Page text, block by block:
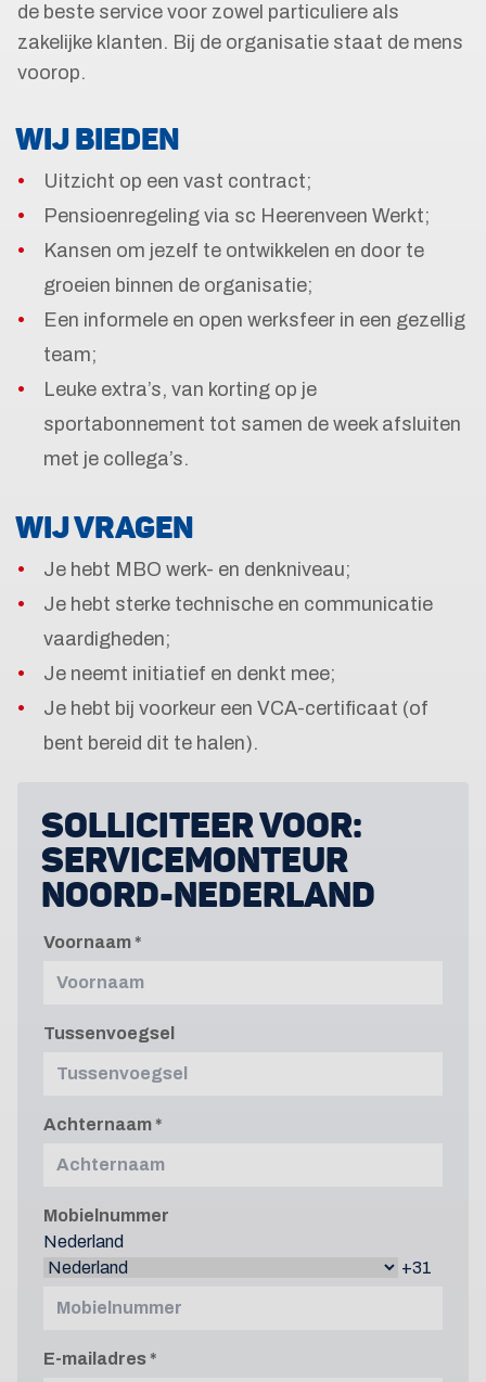
de beste service voor zowel particuliere als
zakelijke klanten. Bij de organisatie staat de mens
voorop.
WIJ BIEDEN
Uitzicht op een vast contract;
Pensioenregeling via sc Heerenveen Werkt;
Kansen om jezelf te ontwikkelen en door te
groeien binnen de organisatie;
Een informele en open werksfeer in een gezellig
team;
Leuke extra’s, van korting op je
sportabonnement tot samen de week afsluiten
met je collega’s.
WIJ VRAGEN
Je hebt MBO werk- en denkniveau;
Je hebt sterke technische en communicatie
vaardigheden;
Je neemt initiatief en denkt mee;
Je hebt bij voorkeur een VCA-certificaat (of
bent bereid dit te halen).
SOLLICITEER VOOR:
SERVICEMONTEUR
NOORD-NEDERLAND
Voornaam
Tussenvoegsel
Achternaam
Mobielnummer
Nederland
+31
E-mailadres